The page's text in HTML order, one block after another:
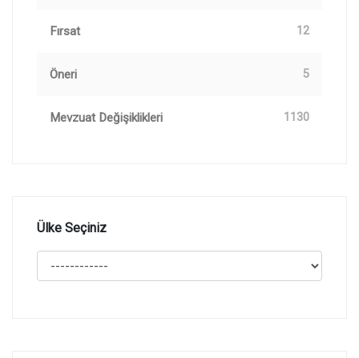
Fırsat 12
Öneri 5
Mevzuat Değişiklikleri 1130
Ülke Seçiniz